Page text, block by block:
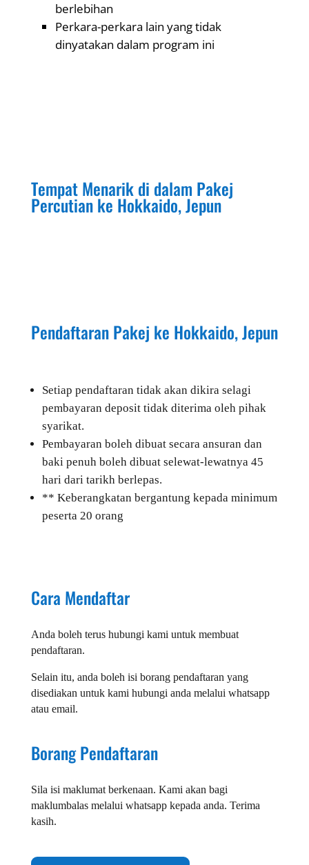
berlebihan
Perkara-perkara lain yang tidak
dinyatakan dalam program ini
Tempat Menarik di dalam Pakej
Percutian ke Hokkaido, Jepun
Pendaftaran Pakej ke Hokkaido, Jepun
Setiap pendaftaran tidak akan dikira selagi
pembayaran deposit tidak diterima oleh pihak
syarikat.
Pembayaran boleh dibuat secara ansuran dan
baki penuh boleh dibuat selewat-lewatnya 45
hari dari tarikh berlepas.
** Keberangkatan bergantung kepada minimum
peserta 20 orang
Cara Mendaftar
Anda boleh terus hubungi kami untuk membuat
pendaftaran.
Selain itu, anda boleh isi borang pendaftaran yang
disediakan untuk kami hubungi anda melalui whatsapp
atau email.
Borang Pendaftaran
Sila isi maklumat berkenaan. Kami akan bagi
maklumbalas melalui whatsapp kepada anda. Terima
kasih.